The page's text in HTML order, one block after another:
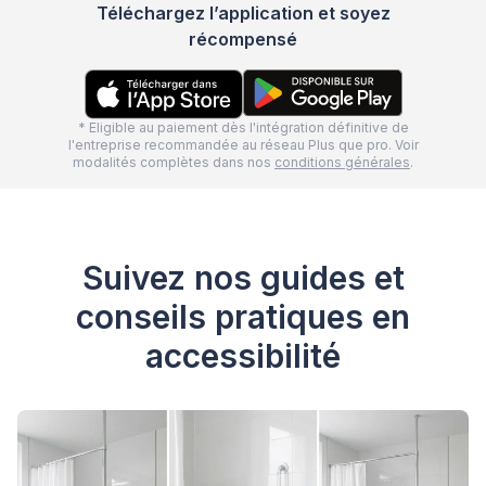
Téléchargez l’application et soyez
récompensé
* Eligible au paiement dès l'intégration définitive de
l'entreprise recommandée au réseau Plus que pro. Voir
modalités complètes dans nos conditions générales.
Suivez nos guides et
conseils pratiques en
accessibilité